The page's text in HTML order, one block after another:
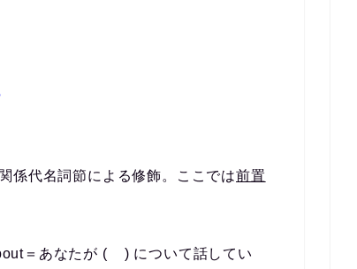
係代名詞節による修飾。ここでは前置
＝あなたが ( ) について話してい